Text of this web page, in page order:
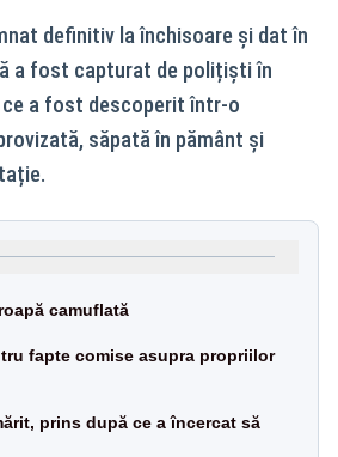
definitiv la închisoare și dat în
a fost capturat de polițiști în
ce a fost descoperit într-o
săpată în pământ și
camuflată
fapte comise asupra propriilor
prins după ce a încercat să